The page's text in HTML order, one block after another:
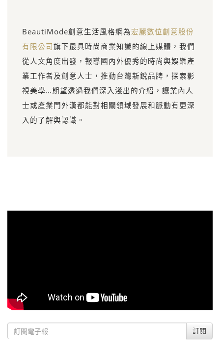
BeautiMode創意生活風格網為宏麗數位創意股份
有限公司旗下最具時尚商業知識的線上媒體，我們
從人文角度出發，報導國內外優秀的時尚與娛樂產
業工作者及創意人士，推動台灣新銳品牌，探索影
視美學…期望透過我們深入淺出的介紹，讓業內人
士或產業門外漢都能對相關領域發展和脈動有更深
入的了解與認識。
訂閱